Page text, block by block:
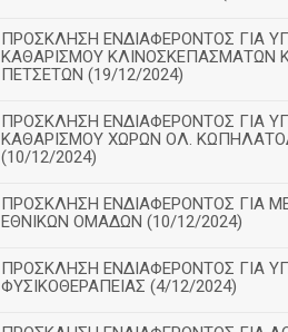
ΠΡΟΣΚΛΗΣΗ ΕΝΔΙΑΦΕΡΟΝΤΟΣ ΓΙΑ
ΚΑΘΑΡΙΣΜΟΥ ΚΛΙΝΟΣΚΕΠΑΣΜΑΤΩΝ
ΠΕΤΣΕΤΩΝ (19/12/2024)
ΠΡΟΣΚΛΗΣΗ ΕΝΔΙΑΦΕΡΟΝΤΟΣ ΓΙΑ
ΚΑΘΑΡΙΣΜΟΥ ΧΩΡΩΝ ΟΛ.
(10/12/2024)
ΠΡΟΣΚΛΗΣΗ ΕΝΔΙΑΦΕΡΟΝΤΟΣ ΓΙΑ
ΕΘΝΙΚΩΝ ΟΜΑΔΩΝ (10/12/2024)
ΠΡΟΣΚΛΗΣΗ ΕΝΔΙΑΦΕΡΟΝΤΟΣ ΓΙΑ
ΦΥΣΙΚΟΘΕΡΑΠΕΙΑΣ (4/12/2024)